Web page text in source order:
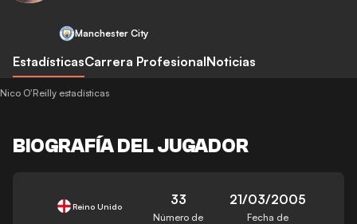
Manchester City
EstadísticasCarrera ProfesionalNoticias
Nico O'Reilly estadísticas
BIOGRAFÍA DEL JUGADOR
Reino Unido 33
Número de
21/03/2005
Fecha de